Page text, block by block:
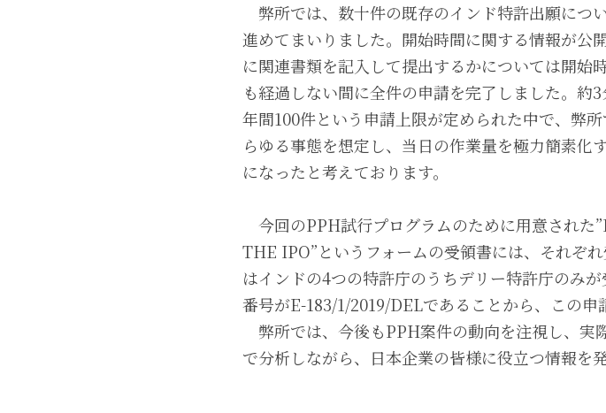
弊所では、数十件の既存のインド特許出願につ
進めてまいりました。開始時間に関する情報が公
に関連書類を記入して提出するかについては開始
も経過しない間に全件の申請を完了しました。約
年間100件という申請上限が定められた中で、弊
らゆる事態を想定し、当日の作業量を極力簡素
になったと考えております。
今回のPPH試行プログラムのために用意され
THE IPO”というフォームの受領書には、それぞ
はインドの4つの特許庁のうちデリー特許庁のみ
番号がE-183/1/2019/DELであることから、この申
弊所では、今後もPPH案件の動向を注視し、実
で分析しながら、日本企業の皆様に役立つ情報を